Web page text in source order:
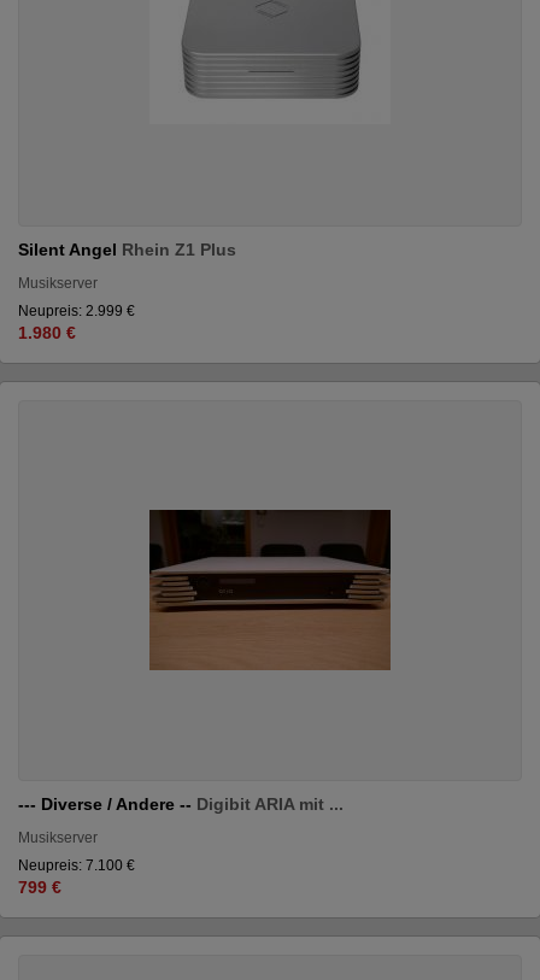
Silent Angel Rhein Z1 Plus
Musikserver
Neupreis: 2.999 €
1.980 €
--- Diverse / Andere -- Digibit ARIA mit ...
Musikserver
Neupreis: 7.100 €
799 €